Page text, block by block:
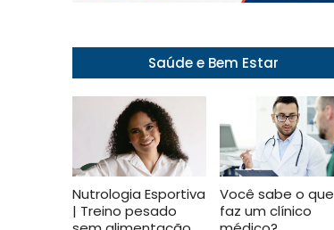
Saúde e Bem Estar
Nutrologia Esportiva
| Treino pesado
Você sabe o que
faz um clínico